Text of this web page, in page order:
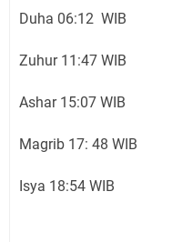
Duha 06:12 WIB
Zuhur 11:47 WIB
Ashar 15:07 WIB
Magrib 17: 48 WIB
Isya 18:54 WIB